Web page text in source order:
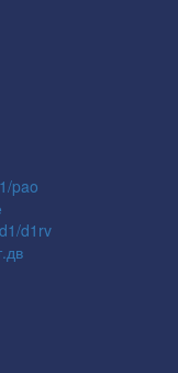
pao
d1rv